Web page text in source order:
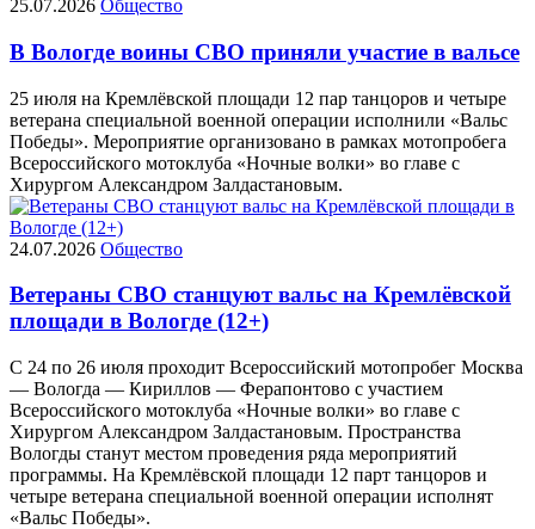
25.07.2026 Общество
В Вологде воины СВО приняли участие в вальсе
25 июля на Кремлёвской площади 12 пар танцоров и четыре
ветерана специальной военной операции исполнили «Вальс
Победы». Мероприятие организовано в рамках мотопробега
Всероссийского мотоклуба «Ночные волки» во главе с
Хирургом Александром Залдастановым.
24.07.2026 Общество
Ветераны СВО станцуют вальс на Кремлёвской
площади в Вологде (12+)
С 24 по 26 июля проходит Всероссийский мотопробег Москва
— Вологда — Кириллов — Ферапонтово с участием
Всероссийского мотоклуба «Ночные волки» во главе с
Хирургом Александром Залдастановым. Пространства
Вологды станут местом проведения ряда мероприятий
программы. На Кремлёвской площади 12 парт танцоров и
четыре ветерана специальной военной операции исполнят
«Вальс Победы».